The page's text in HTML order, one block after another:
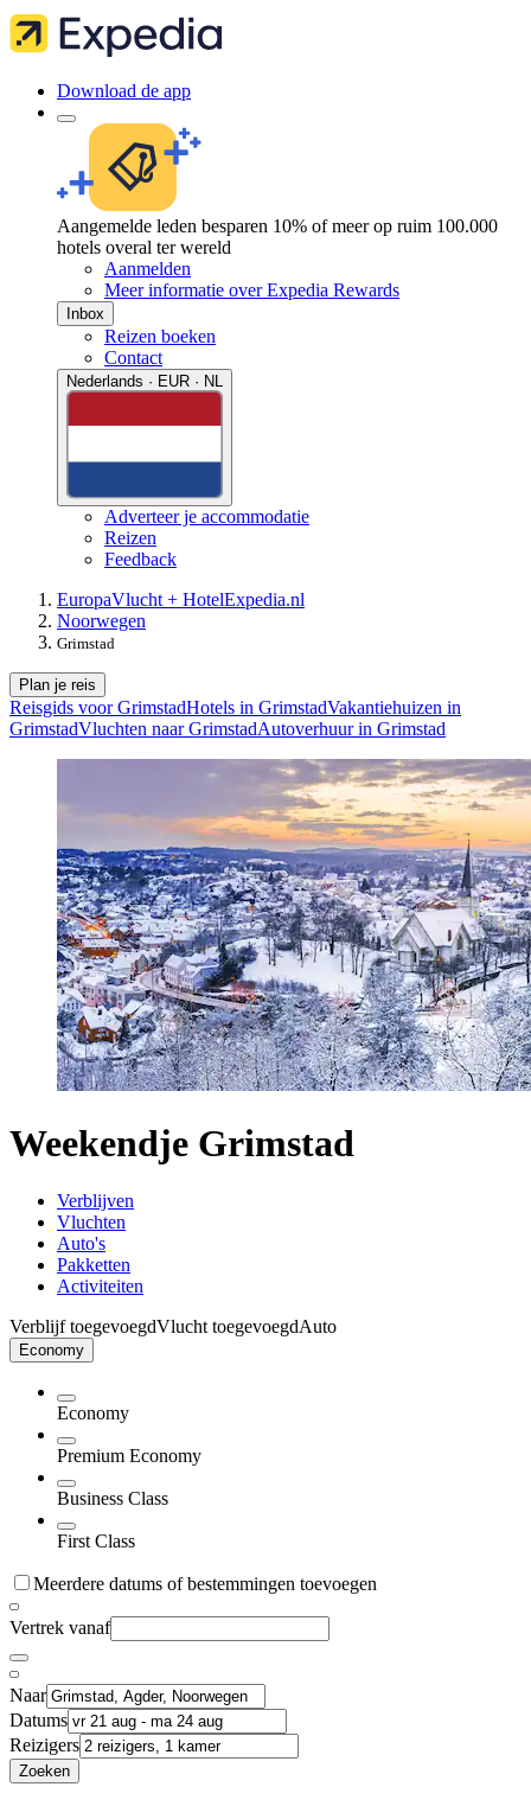
Download de app
Aangemelde leden besparen 10% of meer op ruim 100.000
hotels overal ter wereld
Aanmelden
Meer informatie over Expedia Rewards
Inbox
Reizen boeken
Contact
Nederlands · EUR · NL
Adverteer je accommodatie
Reizen
Feedback
EuropaVlucht + HotelExpedia.nl
Noorwegen
Grimstad
Plan je reis
Reisgids voor GrimstadHotels in GrimstadVakantiehuizen in
GrimstadVluchten naar GrimstadAutoverhuur in Grimstad
Weekendje Grimstad
Verblijven
Vluchten
Auto's
Pakketten
Activiteiten
Verblijf toegevoegdVlucht toegevoegdAuto
Economy
Economy
Premium Economy
Business Class
First Class
Meerdere datums of bestemmingen toevoegen
Vertrek vanaf
Naar
Datums
Reizigers
Zoeken